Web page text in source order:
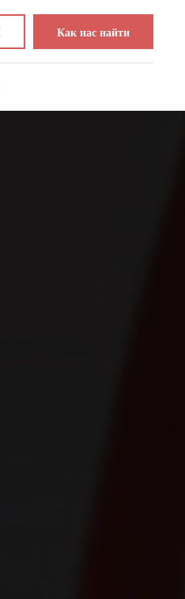
Как нас найти